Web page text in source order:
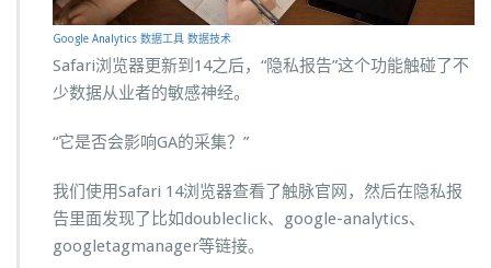
Google Analytics 数据工具 数据技术
Safari浏览器更新到14之后，“隐私报告”这个功能触碰了不
少数据从业者的敏感神经。
“它是否会影响GA的采集？”
我们使用Safari 14浏览器查看了触脉官网，然后在隐私报
告里面发现了比如doubleclick、google-analytics、
googletagmanager等链接。